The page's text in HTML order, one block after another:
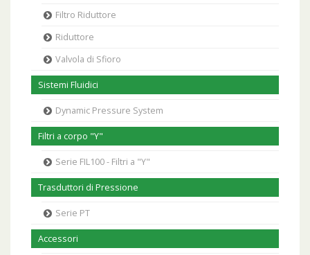
Filtro Riduttore
Riduttore
Valvola di Sfioro
Sistemi Fluidici
Dynamic Pressure System
Filtri a corpo "Y"
Serie FIL100 - Filtri a "Y"
Trasduttori di Pressione
Serie PT
Accessori